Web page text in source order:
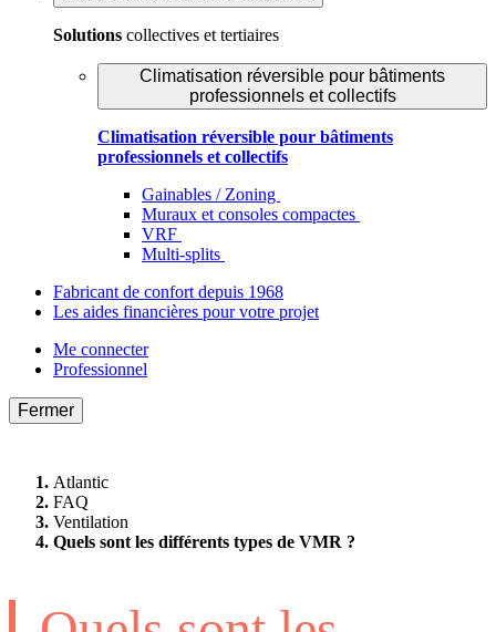
Solutions collectives et tertiaires
Climatisation réversible pour bâtiments
professionnels et collectifs
Climatisation réversible pour bâtiments
professionnels et collectifs
Gainables / Zoning
Muraux et consoles compactes
VRF
Multi-splits
Fabricant de confort depuis 1968
Les aides financières pour votre projet
Me connecter
Professionnel
Fermer
Atlantic
FAQ
Ventilation
Quels sont les différents types de VMR ?